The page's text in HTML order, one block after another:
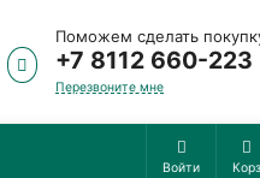
Поможем сделать
+7 8112 660-223
Перезвоните мне
Войти